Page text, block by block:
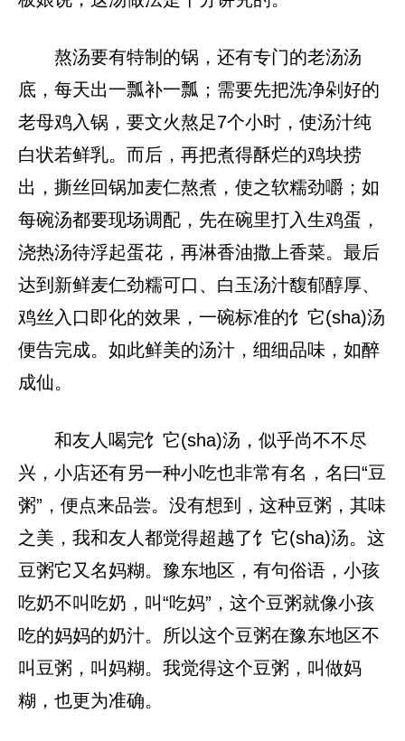
熬汤要有特制的锅，还有专门的老汤汤
底，每天出一瓢补一瓢；需要先把洗净剁好的
老母鸡入锅，要文火熬足7个小时，使汤汁纯
白状若鲜乳。而后，再把煮得酥烂的鸡块捞
出，撕丝回锅加麦仁熬煮，使之软糯劲嚼；如
每碗汤都要现场调配，先在碗里打入生鸡蛋，
浇热汤待浮起蛋花，再淋香油撒上香菜。最后
达到新鲜麦仁劲糯可口、白玉汤汁馥郁醇厚、
鸡丝入口即化的效果，一碗标准的饣它(sha)汤
便告完成。如此鲜美的汤汁，细细品味，如醉
成仙。
和友人喝完饣它(sha)汤，似乎尚不不尽
兴，小店还有另一种小吃也非常有名，名曰“豆
粥”，便点来品尝。没有想到，这种豆粥，其味
之美，我和友人都觉得超越了饣它(sha)汤。这
豆粥它又名妈糊。豫东地区，有句俗语，小孩
吃奶不叫吃奶，叫“吃妈”，这个豆粥就像小孩
吃的妈妈的奶汁。所以这个豆粥在豫东地区不
叫豆粥，叫妈糊。我觉得这个豆粥，叫做妈
糊，也更为准确。